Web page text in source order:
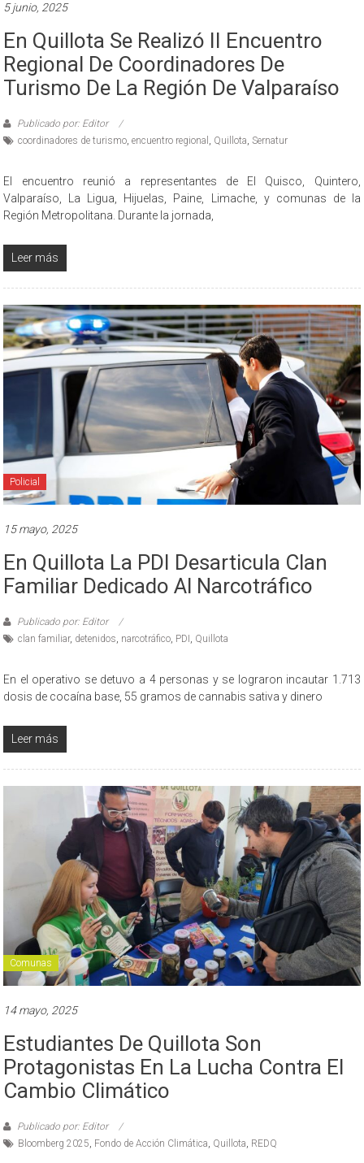
5 junio, 2025
En Quillota Se Realizó II Encuentro
Regional De Coordinadores De
Turismo De La Región De Valparaíso
Publicado por: Editor
coordinadores de turismo,encuentro regional , Quillota,Sernatur
El encuentro reunió a representantes de El Quisco, Quintero,
Valparaíso, La Ligua, Hijuelas, Paine, Limache, y comunas de la
Región Metropolitana. Durante la jornada,
Leer más
Policial
15 mayo, 2025
En Quillota La PDI Desarticula Clan
Familiar Dedicado Al Narcotráfico
Publicado por: Editor
clan familiar, detenidos, narcotráfico, PDI , Quillota
En el operativo se detuvo a 4 personas y se lograron incautar 1.713
dosis de cocaína base, 55 gramos de cannabis sativa y dinero
Leer más
Comunas
14 mayo, 2025
Estudiantes De Quillota Son
Protagonistas En La Lucha Contra El
Cambio Climático
Publicado por: Editor
Bloomberg 2025 Fondo de Acción Climática Quillota REDQ